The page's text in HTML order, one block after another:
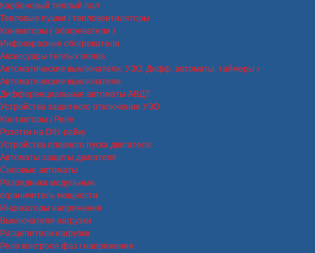
Карбоновый теплый пол
Тепловые пушки / тепловентиляторы
Конвекторы ( обогреватели )
Инфракрасные обогреватели
Аксессуары теплых полов
Автоматические выключатели, УЗО, Дифф. автоматы, таймеры
Автоматические выключатели
Дифференциальные автоматы АВДТ
Устройства защитного отключения УЗО
Контакторы / Реле
Розетки на DIN-рейку
Устройства плавного пуска двигателя
Автоматы защиты двигателя
Силовые автоматы
Разрядники модульные
ограничитель мощности
Индикаторы напряжения
Выключатели нагрузки
Расцепители нагрузки
Реле контроля фаз / напряжения